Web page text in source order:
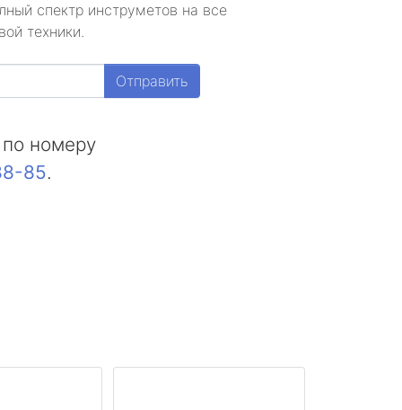
спектр инструметов на все
техники.
Отправить
номеру
85.